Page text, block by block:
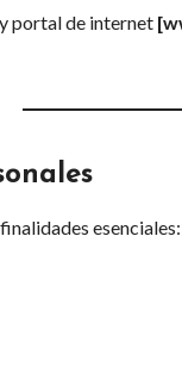
portal de internet [
esenciales: